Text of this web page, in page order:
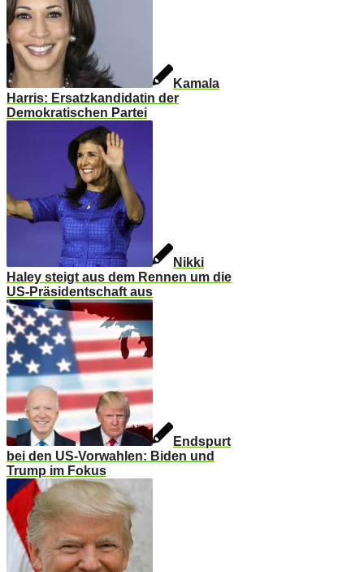
Kamala
Harris: Ersatzkandidatin der
Demokratischen Partei
Nikki
Haley steigt aus dem Rennen um die
US-Präsidentschaft aus
Endspurt
bei den US-Vorwahlen: Biden und
Trump im Fokus